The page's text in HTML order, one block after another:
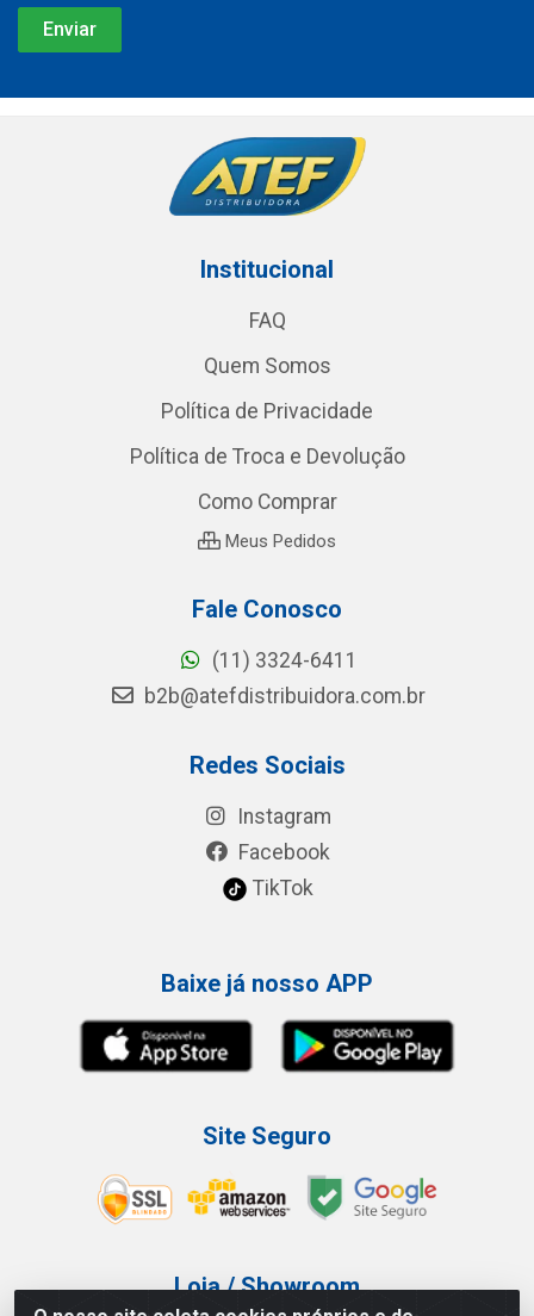
Institucional
FAQ
Quem Somos
Política de Privacidade
Política de Troca e Devolução
Como Comprar
Meus Pedidos
Fale Conosco
(11) 3324-6411
b2b@atefdistribuidora.com.br
Redes Sociais
Instagram
Facebook
TikTok
Baixe já nosso APP
Site Seguro
Loja / Showroom